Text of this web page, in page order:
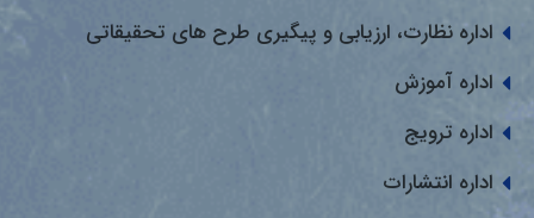
اداره نظارت، ارزیابی و پیگیری طرح های تحقیقاتی
اداره آموزش
اداره ترویج
اداره انتشارات